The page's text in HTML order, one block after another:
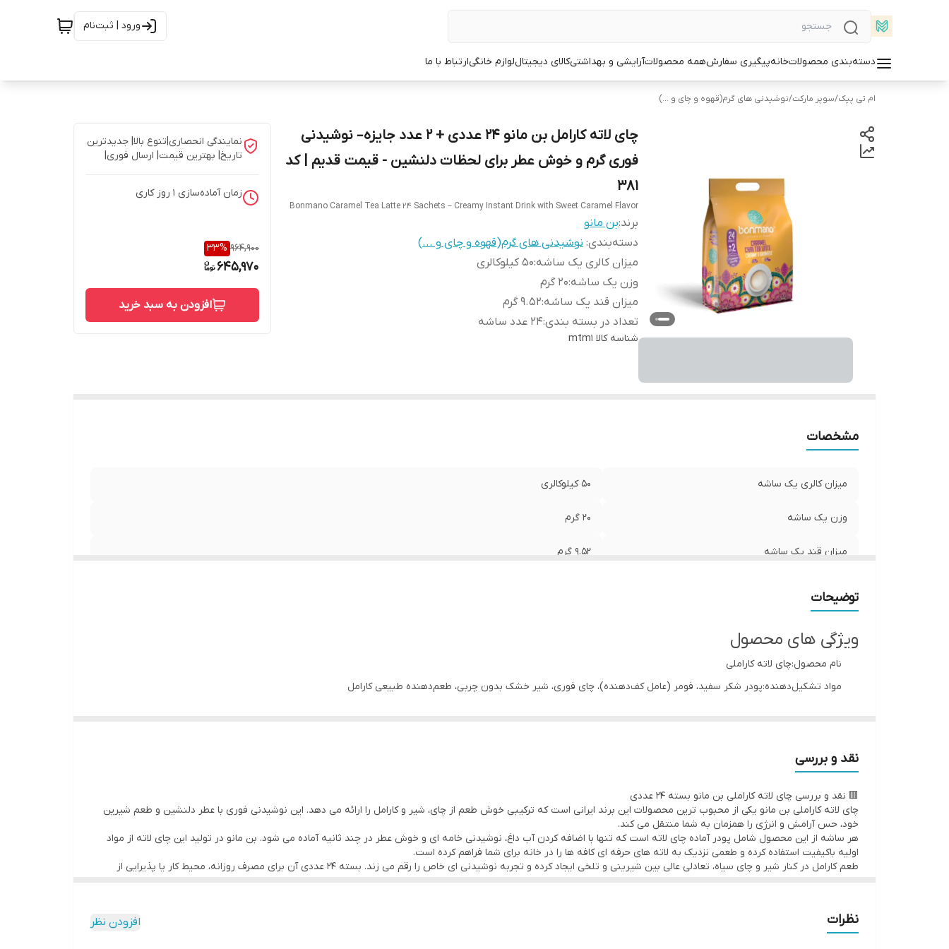
ورود | ثبت‌نام
دسته‌بندی محصولاتخانهپیگیری سفارشهمه محصولاتآرایشی و بهداشتیکالای دیجیتاللوازم خانگیارتباط با ما
ام تی پیک/سوپر مارکت/نوشیدنی های گرم(قهوه و چای و ...)
چای لاته کارامل بن مانو 24 عددی + 2 عدد جایزه– نوشیدنی
فوری گرم و خوش عطر برای لحظات دلنشین - قیمت قدیم | کد
381
Bonmano Caramel Tea Latte 24 Sachets – Creamy Instant Drink with Sweet Caramel Flavor
برند:بن مانو
دسته‌بندی: نوشیدنی های گرم(قهوه و چای و ...)
میزان کالری یک ساشه:50 کیلوکالری
وزن یک ساشه:20 گرم
میزان قند یک ساشه:9.52 گرم
تعداد در بسته بندی:24 عدد ساشه
شناسه کالا mtm1
نمایندگی انحصاری|تنوع بالا| جدیدترین
تاریخ| بهترین قیمت| ارسال فوری|
زمان آماده‌سازی 1 روز کاری
964,900
33%
645,970
افزودن به سبد خرید
مشخصات
میزان کالری یک ساشه 50 کیلوکالری
وزن یک ساشه 20 گرم
میزان قند یک ساشه 9.52 گرم
توضیحات
ویژگی های محصول
نام محصول:چای لاته کاراملی
مواد تشکیل‌دهنده:پودر شکر سفید، فومر (عامل کف‌دهنده)، چای فوری، شیر خشک بدون چربی، طعم‌دهنده طبیعی کارامل
میزان قند یک ساشه:9/52 گرم
میزان چربی یک ساشه:0.08 گرم
میزان نمک یک ساشه:0 گرم
میزان اسیدهای چرب ترانس:0 گرم
تعداد در هر بسته‌بندی:24 عدد + به‌همراه 2 عدد ساشه هدیه
رنگ‌ بسته‌بندی:زرد
ابعاد بسته‌بندی:21*26*5 سانتی‌متر
نوع بسته‌بندی:ساشه 3 لایه فویل آلومینیومی
نقد و بررسی
🟥 نقد و بررسی چای لاته کاراملی بن مانو بسته 24 عددی
چای لاته کاراملی بن مانو یکی از محبوب ترین محصولات این برند ایرانی است که ترکیبی خوش طعم از چای، شیر و کارامل را ارائه می دهد. این نوشیدنی فوری با عطر دلنشین و طعم شیرین
خود، حس آرامش و انرژی را همزمان به شما منتقل می کند.
هر ساشه از این محصول شامل پودر آماده چای لاته است که تنها با اضافه کردن آب داغ، نوشیدنی خامه ای و خوش عطر در چند ثانیه آماده می شود. بن مانو در تولید این چای لاته از مواد
اولیه باکیفیت استفاده کرده و طعمی نزدیک به لاته های حرفه ای کافه ها را در خانه برای شما فراهم کرده است.
طعم کارامل در کنار شیر و چای سیاه، تعادلی عالی بین شیرینی و تلخی ایجاد کرده و تجربه نوشیدنی ای خاص را رقم می زند. بسته 24 عددی آن برای مصرف روزانه، محیط کار یا پذیرایی از
تهیه سریع و آسان تنها با آب داغ
ترکیب متعادل چای، شیر و شکر
نظرات افزودن نظر